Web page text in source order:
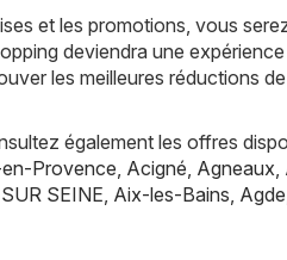
et les promotions, vous
deviendra une expérience
les meilleures réductions
également les offres
Provence Acigné Agneaux
SEINE Aix-les-Bains Agde